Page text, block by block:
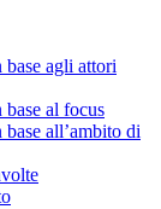
agli attori
al focus
all’ambito di